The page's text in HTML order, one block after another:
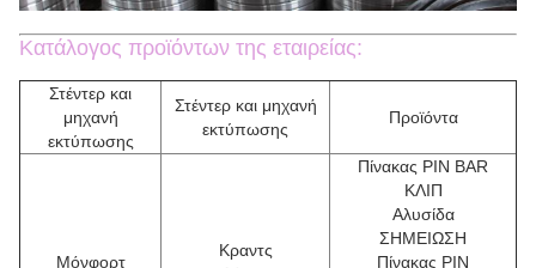
Κατάλογος προϊόντων της εταιρείας:
Στέντερ και
μηχανή
εκτύπωσης
Στέντερ και μηχανή
εκτύπωσης
Προϊόντα
Μόνφορτ
Κραντς
Πίνακας PIN BAR
ΚΛΙΠ
Αλυσίδα
ΣΗΜΕΙΩΣΗ
Πίνακας PIN